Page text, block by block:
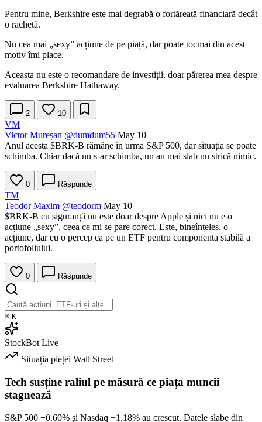
Pentru mine, Berkshire este mai degrabă o fortăreață financiară decât
o rachetă.
Nu cea mai „sexy” acțiune de pe piață, dar poate tocmai din acest
motiv îmi place.
Aceasta nu este o recomandare de investiții, doar părerea mea despre
evaluarea Berkshire Hathaway.
2 10
VM
Victor Mureșan @dumdum55 May 10
Anul acesta $BRK-B rămâne în urma S&P 500, dar situația se poate
schimba. Chiar dacă nu s-ar schimba, un an mai slab nu strică nimic.
0 Răspunde
TM
Teodor Maxim @teodorm May 10
$BRK-B cu siguranță nu este doar despre Apple și nici nu e o
acțiune „sexy”, ceea ce mi se pare corect. Este, bineînțeles, o
acțiune, dar eu o percep ca pe un ETF pentru componenta stabilă a
portofoliului.
0 Răspunde
⌘ K
StockBot Live
Situația pieței Wall Street
Tech susține raliul pe măsură ce piața muncii
stagnează
S&P 500 +0.60% și Nasdaq +1.18% au crescut. Datele slabe din